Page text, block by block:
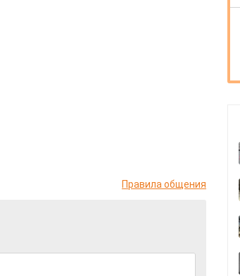
Правила общения